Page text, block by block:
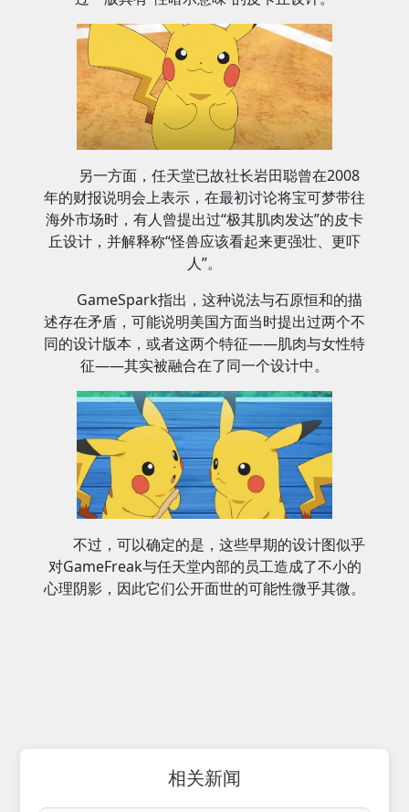
另一方面，任天堂已故社长岩田聪曾在2008
年的财报说明会上表示，在最初讨论将宝可梦带往
海外市场时，有人曾提出过“极其肌肉发达”的皮卡
丘设计，并解释称“怪兽应该看起来更强壮、更吓
人”。
GameSpark指出，这种说法与石原恒和的描
述存在矛盾，可能说明美国方面当时提出过两个不
同的设计版本，或者这两个特征——肌肉与女性特
征——其实被融合在了同一个设计中。
不过，可以确定的是，这些早期的设计图似乎
对GameFreak与任天堂内部的员工造成了不小的
心理阴影，因此它们公开面世的可能性微乎其微。
相关新闻